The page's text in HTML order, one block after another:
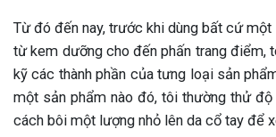
Từ đó đến nay, trước khi dùng bất cứ
từ kem dưỡng cho đến phấn trang điểm,
kỹ các thành phần của tưng loại sản
một sản phẩm nào đó, tôi thường thử
cách bôi một lượng nhỏ lên da cổ tay để